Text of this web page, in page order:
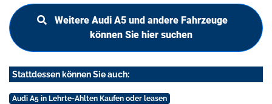
Weitere Audi A5 und andere Fahrzeuge
können Sie hier suchen
Stattdessen können Sie auch:
Audi A5 in Lehrte-Ahlten Kaufen oder leasen